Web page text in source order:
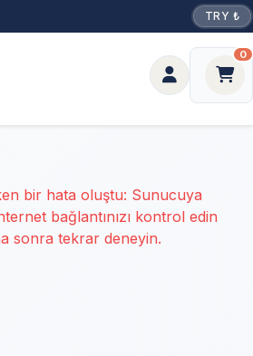
TRY ₺
0
bir hata oluştu: Sunucuya
bağlantınızı kontrol edin
sonra tekrar deneyin.